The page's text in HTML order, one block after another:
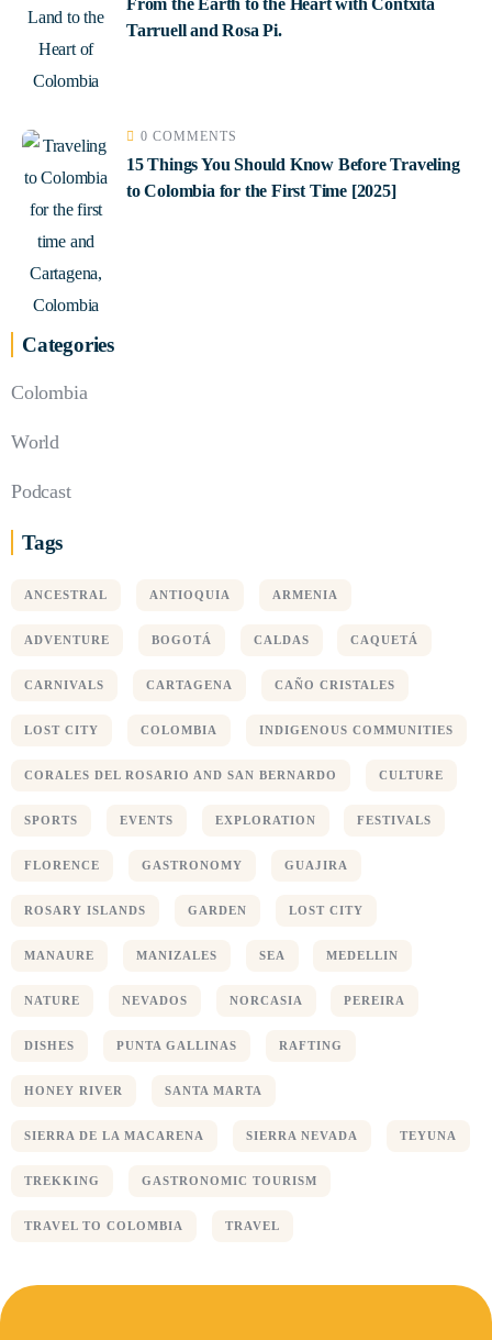
From the Earth to the Heart with Contxita
Tarruell and Rosa Pi.
0 COMMENTS
15 Things You Should Know Before Traveling
to Colombia for the First Time [2025]
Categories
Colombia
World
Podcast
Tags
ANCESTRAL ANTIOQUIA ARMENIA
ADVENTURE BOGOTÁ CALDAS CAQUETÁ
CARNIVALS CARTAGENA CAÑO CRISTALES
LOST CITY COLOMBIA INDIGENOUS COMMUNITIES
CORALES DEL ROSARIO AND SAN BERNARDO CULTURE
SPORTS EVENTS EXPLORATION FESTIVALS
FLORENCE GASTRONOMY GUAJIRA
ROSARY ISLANDS GARDEN LOST CITY
MANAURE MANIZALES SEA MEDELLIN
NATURE NEVADOS NORCASIA PEREIRA
DISHES PUNTA GALLINAS RAFTING
HONEY RIVER SANTA MARTA
SIERRA DE LA MACARENA SIERRA NEVADA TEYUNA
TREKKING GASTRONOMIC TOURISM
TRAVEL TO COLOMBIA TRAVEL